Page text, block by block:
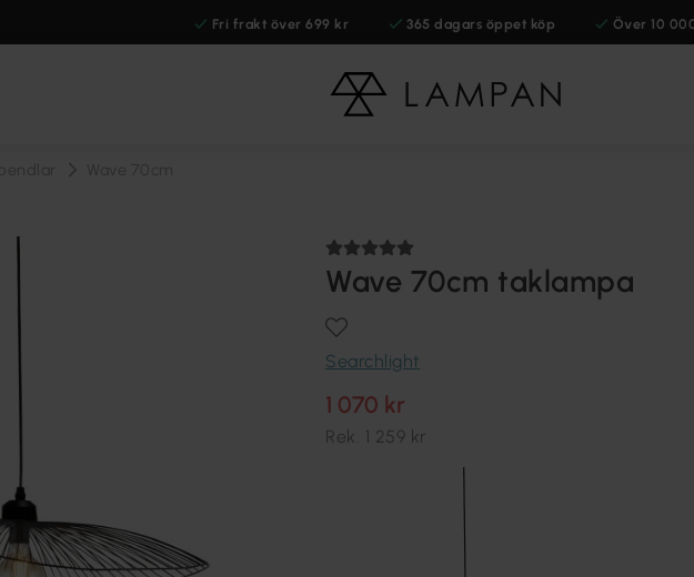
Fri frakt över 699 kr 365 dagars öppet köp Över 10
Wave 70cm taklampa
Searchlight
1 070 kr
Rek. 1 259 kr